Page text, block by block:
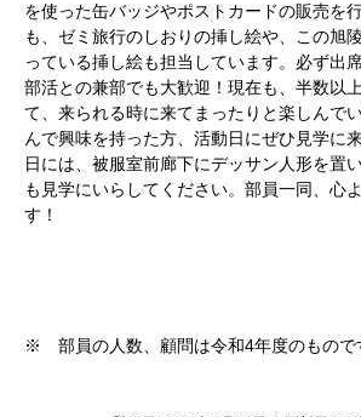
を使った缶バッジやポストカードの販売を
も、ゼミ旅行のしおりの挿し絵や、この旭
っている挿し絵も担当しています。必ず出
部活との兼部でも大歓迎！現在も、半数以
て、来られる時に来てまったりと楽しんで
んで興味を持った方、活動日にぜひ見学に
日には、被服室前廊下にデッサン人形を置
も見学にいらしてください。部員一同、心
す！
※ 部員の人数、顧問は令和4年度のもので